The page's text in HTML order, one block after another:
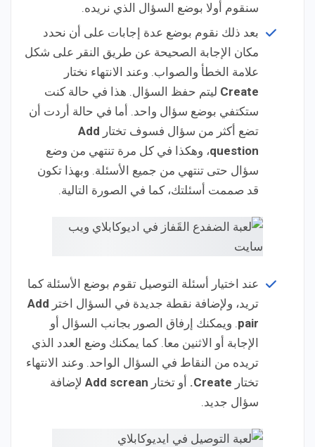
سنقوم أولا بوضع السؤال الذي نريده.
بعد ذلك نقوم بوضع عدة إجابات على أن نحدد
مكان الإجابة الصحيحة عن طريق النقر على شكل
علامة الخطأ والصواب. وعند الانتهاء نختار
Create ليتم حفظ السؤال. هذا في حالة كنت
ستكتفي بوضع سؤال واحد. أما في حالة أردت أن
تضع أكثر من سؤال فسوف تختار Add
question، وهكذا في كل مرة تنتهي من وضع
سؤال حتى تنتهي من جميع الأسئلة. وبهذا تكون
قد صممت أسئلتك، كما في الصورة التالية.
عند اختيار أسئلة التوصيل تقوم بوضع الأسئلة كما
تريد، ولإضافة نقطة جديدة في السؤال اختر Add
pair. ويمكنك إرفاق الصور بجانب السؤال أو
الإجابة أو الاثنين معا. كما يمكنك وضع العدد الذي
تريده من النقاط في السؤال الواحد. وعند الانتهاء
تختار Create. أو تختار Add screan
لإضافة
سؤال جديد.